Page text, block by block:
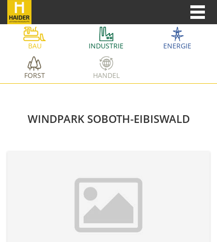
BAU INDUSTRIE ENERGIE
FORST HANDEL
WINDPARK SOBOTH-EIBISWALD